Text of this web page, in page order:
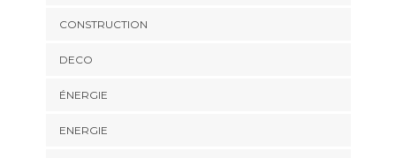
CONSTRUCTION
DECO
ÉNERGIE
ENERGIE